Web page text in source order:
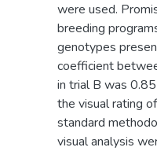
were used.
breeding
genotypes
coefficient
in trial B was
the visual rating
standard
visual analysis